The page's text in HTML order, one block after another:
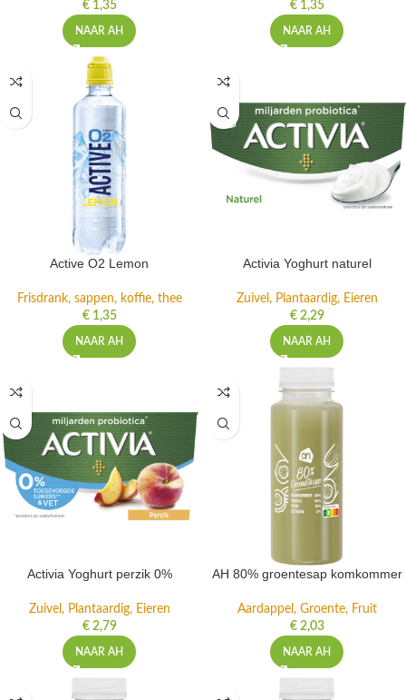
€1,35
NAAR AH
€1,35
NAAR AH
Active O2 Lemon
Frisdrank, sappen, koffie, thee
€1,35
NAAR AH
Activia Yoghurt naturel
Zuivel, Plantaardig, Eieren
€2,29
NAAR AH
Activia Yoghurt perzik 0%
Zuivel, Plantaardig, Eieren
€2,79
NAAR AH
AH 80% groentesap komkommer
Aardappel, Groente, Fruit
€2,03
NAAR AH